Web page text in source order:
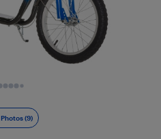
Photos (9)